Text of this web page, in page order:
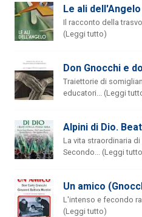
Le ali dell'Angelo
Il racconto della
(Leggi tutto)
Don Gnocchi e
Traiettorie di
educatori... (Leggi
Alpini di Dio.
La vita straordinaria
Secondo... (Leggi
Un amico
L'intenso e fecondo
(Leggi tutto)